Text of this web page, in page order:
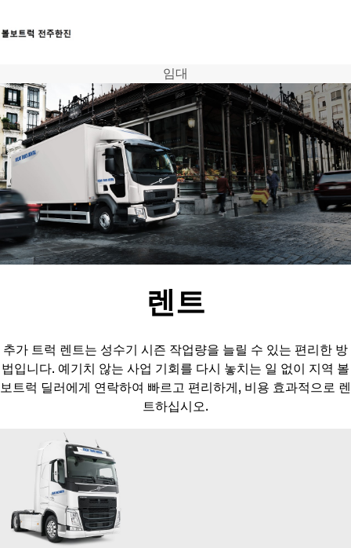
트럭
서비스
뉴스
연락처
임대
렌트
추가 트럭 렌트는 성수기 시즌 작업량을 늘릴 수 있는 편리한 방
법입니다. 예기치 않는 사업 기회를 다시 놓치는 일 없이 지역 볼
보트럭 딜러에게 연락하여 빠르고 편리하게, 비용 효과적으로 렌
트하십시오.